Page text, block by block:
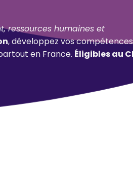
ressources humaines et
, développez vos
en France. Éligibles au